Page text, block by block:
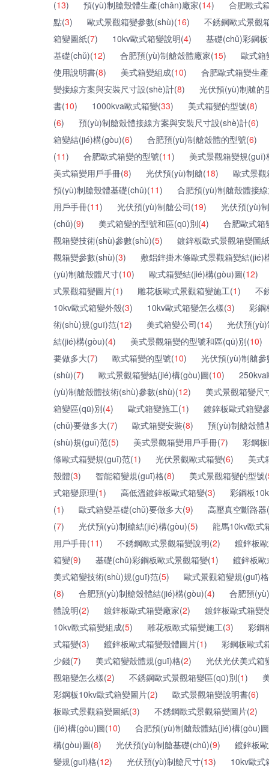
(13) 預(yù)制艙殼體生產(chǎn)廠家(14)
合肥歐式
點(3) 歐式景觀箱變參數(shù)(16)
不銹鋼歐式景觀
箱變圖紙(7) 10kv歐式箱變說明(4)
基礎(chǔ)彩鋼
基礎(chǔ)(12) 合肥預(yù)制艙殼體廠家(15)
歐式箱
使用說明書(8) 美式箱變組成(10)
合肥歐式箱變生
變接線方案與安裝尺寸設(shè)計(8)
光伏預(yù)制艙的
書(10) 1000kva歐式箱變(33) 美式箱變的型號(8)
(6) 預(yù)制艙殼體接線方案與安裝尺寸設(shè)計(6)
箱變結(jié)構(gòu)(6) 合肥預(yù)制艙殼體的型號(6)
(11) 合肥歐式箱變的型號(11)
美式景觀箱變規(guī)
美式箱變用戶手冊(8) 光伏預(yù)制艙(18)
歐式景
預(yù)制艙殼體基礎(chǔ)(11)
合肥預(yù)制艙殼體接
用戶手冊(11) 光伏預(yù)制艙公司(19)
光伏預(yù)
(chǔ)(9) 美式箱變的型號和區(qū)別(4)
合肥歐式箱
觀箱變技術(shù)參數(shù)(5)
鍍鋅板歐式景觀箱變圖
觀箱變參數(shù)(3)
敷鋁鋅掛木條歐式景觀箱變結(jié)
(yù)制艙殼體尺寸(10) 歐式箱變結(jié)構(gòu)圖(12)
式景觀箱變圖片(1) 雕花板歐式景觀箱變施工(1)
不
10kv歐式箱變外殼(3) 10kv歐式箱變怎么樣(3)
彩鋼
術(shù)規(guī)范(12) 美式箱變公司(14)
光伏預
結(jié)構(gòu)(4) 美式景觀箱變的型號和區(qū)別(10)
要做多大(7) 歐式箱變的型號(10)
光伏預(yù)制艙
(shù)(7) 歐式景觀箱變結(jié)構(gòu)圖(10)
250kva
(yù)制艙殼體技術(shù)參數(shù)(12)
美式景觀箱變尺
箱變區(qū)別(4) 歐式箱變施工(1)
鍍鋅板歐式箱變
(chǔ)要做多大(7) 歐式箱變安裝(8)
預(yù)制艙殼體
(shù)規(guī)范(5) 美式景觀箱變用戶手冊(7)
彩鋼
條歐式箱變規(guī)范(1) 光伏景觀歐式箱變(6)
美式
殼體(3) 智能箱變規(guī)格(8) 美式景觀箱變的型號(
式箱變原理(1) 高低溫鍍鋅板歐式箱變(3)
彩鋼板
(1) 歐式箱變基礎(chǔ)要做多大(9)
高壓真空斷路器(
(7) 光伏預(yù)制艙結(jié)構(gòu)(5)
龍馬10kv歐式
用戶手冊(11) 不銹鋼歐式景觀箱變說明(2)
鍍鋅板
箱變(9) 基礎(chǔ)彩鋼板歐式景觀箱變(1)
鍍鋅板
美式箱變技術(shù)規(guī)范(5)
歐式景觀箱變規(guī)
(8) 合肥預(yù)制艙殼體結(jié)構(gòu)(4)
合肥預
體說明(2) 鍍鋅板歐式箱變廠家(2)
鍍鋅板歐式箱變
10kv歐式箱變組成(5) 雕花板歐式箱變施工(3)
彩鋼
式箱變(3) 鍍鋅板歐式箱變殼體圖片(1)
彩鋼板歐式
少錢(7) 美式箱變殼體規(guī)格(2)
光伏光伏美式箱
觀箱變怎么樣(2) 不銹鋼歐式景觀箱變區(qū)別(1)
彩鋼板10kv歐式箱變圖片(2) 歐式景觀箱變說明書(6)
板歐式景觀箱變圖紙(3) 不銹鋼歐式景觀箱變圖片(2)
(jié)構(gòu)圖(10)
合肥預(yù)制艙殼體結(jié)構(gòu)
構(gòu)圖(8) 光伏預(yù)制艙基礎(chǔ)(9)
鍍鋅板
變規(guī)格(12) 光伏預(yù)制艙尺寸(13) 10kv歐式